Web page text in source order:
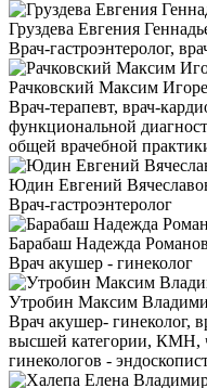
Груздева Евгения
Врач-гастроэнтеролог,
Рачковский Максим
Врач-терапевт, врач-
функциональной
общей врачебной
Юдин Евгений
Врач-гастроэнтеролог
Барабаш Надежда
Врач акушер - гинеколог
Утробин Максим
Врач акушер- гинеколог,
высшей категории, КМН,
гинекологов -